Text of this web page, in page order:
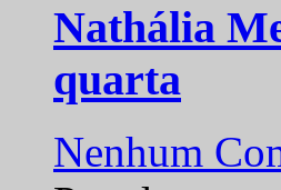
Nathália
quarta
Nenhum